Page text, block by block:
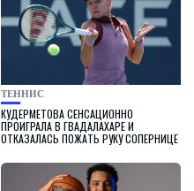
ТЕННИС
КУДЕРМЕТОВА СЕНСАЦИОННО
ПРОИГРАЛА В ГВАДАЛАХАРЕ И
ОТКАЗАЛАСЬ ПОЖАТЬ РУКУ СОПЕРНИЦЕ